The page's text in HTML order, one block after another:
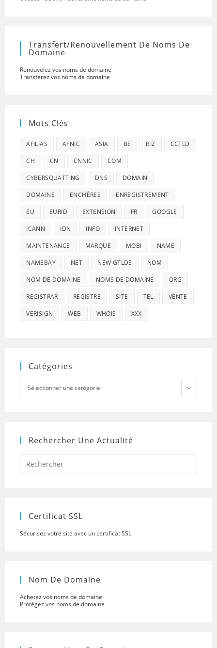
Transfert/renouvellement De Noms De
Domaine
Renouvelez vos noms de domaine
Transférez vos noms de domaine
Mots Clés
AFILIAS AFNIC ASIA BE BIZ CCTLD
CH CN CNNIC COM
CYBERSQUATTING DNS DOMAIN
DOMAINE ENCHÈRES ENREGISTREMENT
EU EURID EXTENSION FR GOOGLE
ICANN IDN INFO INTERNET
MAINTENANCE MARQUE MOBI NAME
NAMEBAY NET NEW GTLDS NOM
NOM DE DOMAINE NOMS DE DOMAINE ORG
REGISTRAR REGISTRE SITE TEL VENTE
VERISIGN WEB WHOIS XXX
Catégories
Catégories
Sélectionner une catégorie
Rechercher Une Actualité
Press
to
Certificat SSL
Sécurisez votre site avec un certificat SSL
Nom De Domaine
Achetez vos noms de domaine
Protégez vos noms de domaine